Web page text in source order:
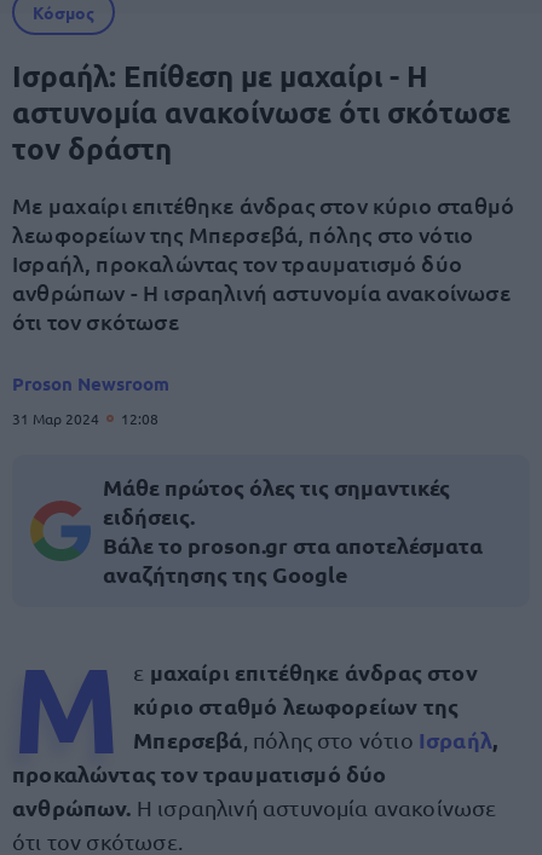
Κόσμος
Ισραήλ: Επίθεση με μαχαίρι - Η
αστυνομία ανακοίνωσε ότι σκότωσε
τον δράστη
Με μαχαίρι επιτέθηκε άνδρας στον κύριο σταθμό
λεωφορείων της Μπερσεβά, πόλης στο νότιο
Ισραήλ, προκαλώντας τον τραυματισμό δύο
ανθρώπων - Η ισραηλινή αστυνομία ανακοίνωσε
ότι τον σκότωσε
Proson Newsroom
31 Μαρ 2024 12:08
Μάθε πρώτος όλες τις σημαντικές
ειδήσεις.
Βάλε το proson.gr στα αποτελέσματα
αναζήτησης της Google
Μ ε μαχαίρι επιτέθηκε άνδρας στον
κύριο σταθμό λεωφορείων της
Μπερσεβά , πόλης στο νότιο Ισραήλ,
προκαλώντας τον τραυματισμό δύο
ανθρώπων. Η ισραηλινή αστυνομία ανακοίνωσε
ότι τον σκότωσε.